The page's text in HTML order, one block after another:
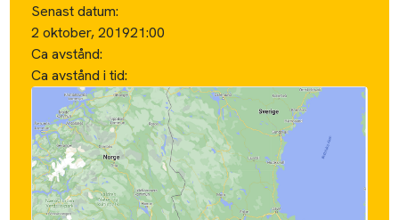
Senast datum:
2 oktober, 201921:00
Ca avstånd:
Ca avstånd i tid: